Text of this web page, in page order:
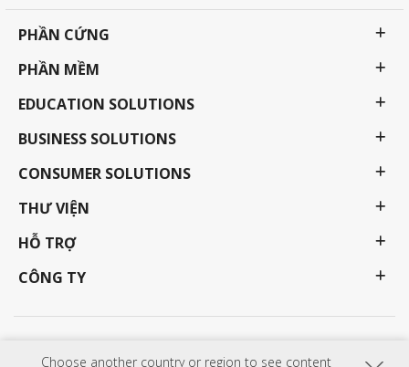
Choose another country or region to see content
PHẦN CỨNG
PHẦN MỀM
EDUCATION SOLUTIONS
BUSINESS SOLUTIONS
CONSUMER SOLUTIONS
THƯ VIỆN
HỖ TRỢ
CÔNG TY